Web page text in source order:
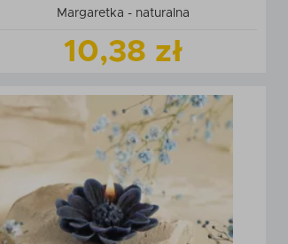
Margaretka - naturalna
10,38 zł
Zobaczprodukt
Dodaj do koszyka